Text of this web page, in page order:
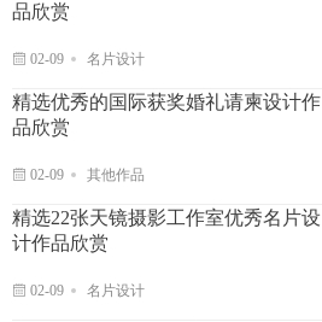
品欣赏
02-09 名片设计
精选优秀的国际获奖婚礼请柬设计作
品欣赏
02-09 其他作品
精选22张天镜摄影工作室优秀名片设
计作品欣赏
02-09 名片设计